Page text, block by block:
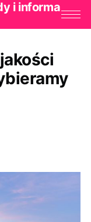
i informa